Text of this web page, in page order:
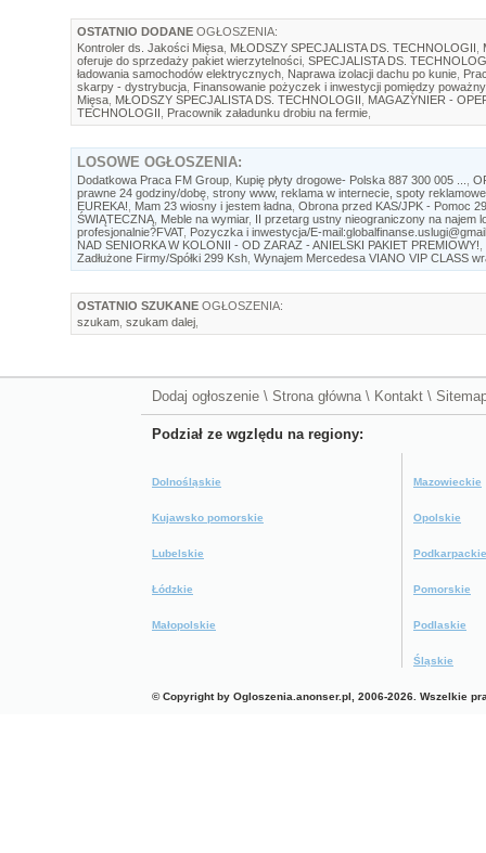
OSTATNIO DODANE OGŁOSZENIA:
Kontroler ds. Jakości Mięsa MŁODSZY SPECJALISTA DS. TECHNOLOGII
oferuje do sprzedaży pakiet wierzytelności SPECJALISTA DS.
ładowania samochodów elektrycznych Naprawa izolacji dachu po kunie
skarpy - dystrybucja Finansowanie pożyczek i inwestycji pomiędzy
Mięsa MŁODSZY SPECJALISTA DS. TECHNOLOGII
MAGAZYNIER -
TECHNOLOGII
Pracownik załadunku drobiu na fermie
LOSOWE OGŁOSZENIA:
Dodatkowa Praca FM Group Kupię płyty drogowe- Polska 887 300 005 ...
prawne 24 godziny/dobę strony www, reklama w internecie, spoty reklamowe
EUREKA!
Mam 23 wiosny i jestem ładna Obrona przed KAS/JPK - Pomoc
ŚWIĄTECZNĄ Meble na wymiar, II przetarg ustny nieograniczony na najem
profesjonalnie?FVAT, Pozyczka i inwestycja/E-
NAD SENIORKA W KOLONII - OD ZARAZ - ANIELSKI PAKIET PREMIOWY!
Zadłużone Firmy/Spółki 299 Ksh Wynajem Mercedesa VIANO VIP CLASS
OSTATNIO SZUKANE OGŁOSZENIA:
szukam szukam dalej
Dodaj ogłoszenie \ Strona główna \ Kontakt \
Podział ze wgzlędu na regiony:
Dolnośląskie
Kujawsko pomorskie
Lubelskie
Łódzkie
Małopolskie
Mazowieckie
Opolskie
Podkarpackie
Pomorskie
Podlaskie
Śląskie
© Copyright by Ogloszenia.anonser.pl, 2006-2026. Wszelkie